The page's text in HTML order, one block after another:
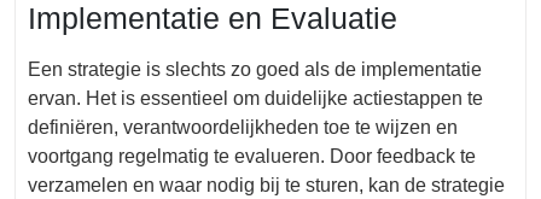
Implementatie en Evaluatie
Een strategie is slechts zo goed als de implementatie
ervan. Het is essentieel om duidelijke actiestappen te
definiëren, verantwoordelijkheden toe te wijzen en
voortgang regelmatig te evalueren. Door feedback te
verzamelen en waar nodig bij te sturen, kan de strategie